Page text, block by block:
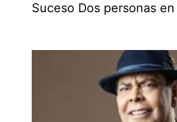
Suceso Dos personas